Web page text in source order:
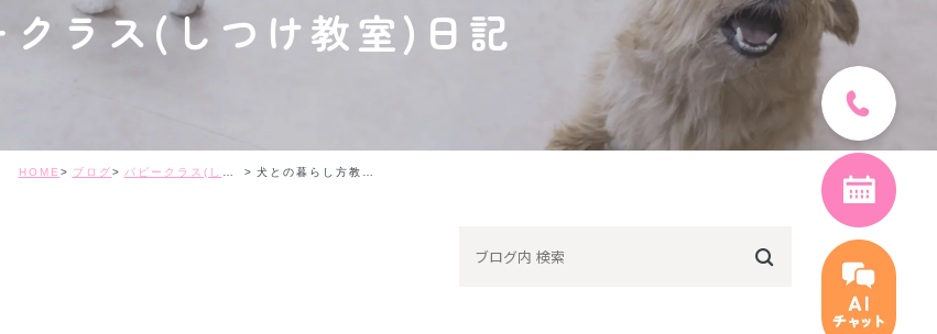
クラス(しつけ教室)日記
HOME ブログ パピークラス(しつけ教室)日記 犬との暮らし方教室(7月)を開催しました